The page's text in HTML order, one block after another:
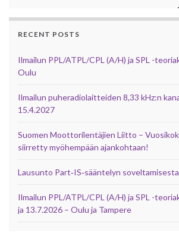
RECENT POSTS
Ilmailun PPL/ATPL/CPL (A/H) ja SPL -
Oulu
Ilmailun puheradiolaitteiden 8,33 kHz:n
15.4.2027
Suomen Moottorilentäjien Liitto –
siirretty myöhempään ajankohtaan!
Lausunto Part‑IS‑sääntelyn
Ilmailun PPL/ATPL/CPL (A/H) ja SPL -
ja 13.7.2026 – Oulu ja Tampere